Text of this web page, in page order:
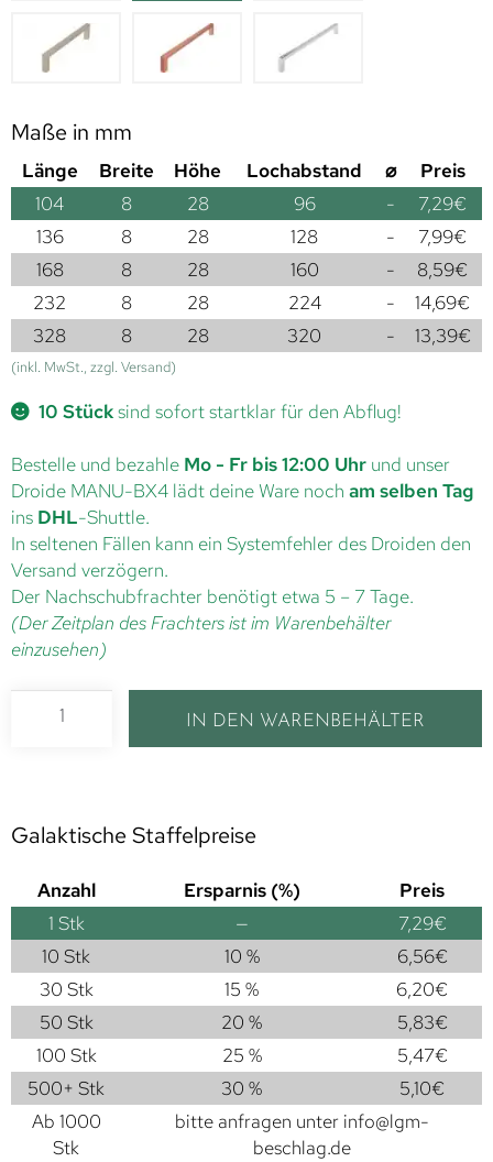
Maße in mm
Länge Breite Höhe Lochabstand ⌀
Preis
104
8 28 96 - 7,29€
136
8 28 128 - 7,99€
168
8 28 160 - 8,59€
232
8 28 224 - 14,69€
328
8 28 320 - 13,39€
(inkl. MwSt., zzgl. Versand)
10 Stücksind sofort startklar für den Abflug!
Bestelle und bezahle Mo - Fr bis 12:00 Uhr und unser
Droide MANU-BX4 lädt deine Ware noch am selben Tag
ins DHL-Shuttle.
In seltenen Fällen kann ein Systemfehler des Droiden den
Versand verzögern.
Der Nachschubfrachter benötigt etwa 5 – 7 Tage.
(Der Zeitplan des Frachters ist im Warenbehälter
einzusehen)
IN DEN WARENBEHÄLTER
Galaktische Staffelpreise
Anzahl Ersparnis (%)
Preis
1 Stk — 7,29€
10 Stk
10 % 6,56€
30 Stk
15 % 6,20€
50 Stk
20 % 5,83€
100 Stk
25 % 5,47€
500+ Stk
30 % 5,10€
Ab 1000
Stk
bitte anfragen unter info@lgm-
beschlag.de